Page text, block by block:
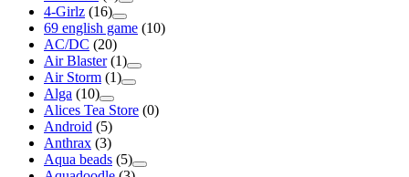
4-Girlz (16)
69 english game (10)
AC/DC (20)
Air Blaster (1)
Air Storm (1)
Alga (10)
Alices Tea Store (0)
Android (5)
Anthrax (3)
Aqua beads (5)